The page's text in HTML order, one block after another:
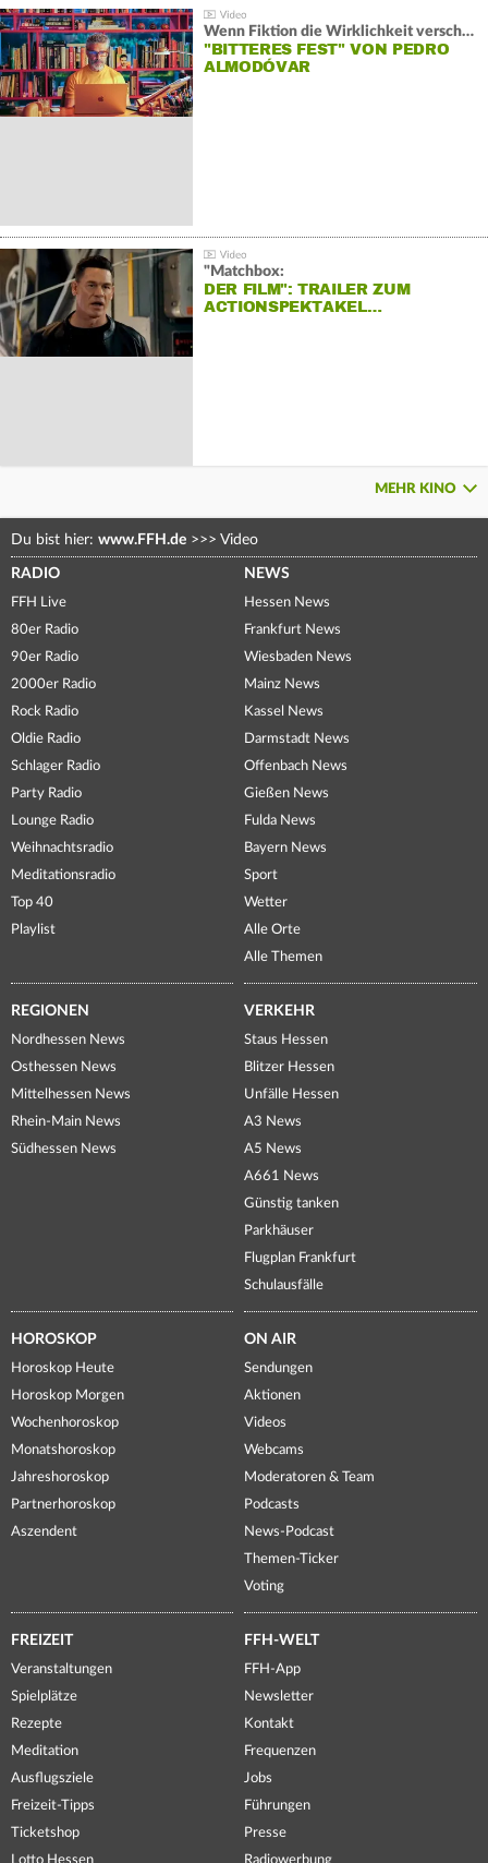
Wenn Fiktion die Wirklichkeit verschiebt:
"BITTERES FEST" VON PEDRO
ALMODÓVAR
"Matchbox:
DER FILM": TRAILER ZUM
ACTIONSPEKTAKEL…
MEHR KINO
Du bist hier: www.FFH.de >>> Video
RADIO
FFH Live
80er Radio
90er Radio
2000er Radio
Rock Radio
Oldie Radio
Schlager Radio
Party Radio
Lounge Radio
Weihnachtsradio
Meditationsradio
Top 40
Playlist
NEWS
Hessen News
Frankfurt News
Wiesbaden News
Mainz News
Kassel News
Darmstadt News
Offenbach News
Gießen News
Fulda News
Bayern News
Sport
Wetter
Alle Orte
Alle Themen
REGIONEN
Nordhessen News
Osthessen News
Mittelhessen News
Rhein-Main News
Südhessen News
VERKEHR
Staus Hessen
Blitzer Hessen
Unfälle Hessen
A3 News
A5 News
A661 News
Günstig tanken
Parkhäuser
Flugplan Frankfurt
Schulausfälle
HOROSKOP
Horoskop Heute
Horoskop Morgen
Wochenhoroskop
Monatshoroskop
Jahreshoroskop
Partnerhoroskop
Aszendent
ON AIR
Sendungen
Aktionen
Videos
Webcams
Moderatoren & Team
Podcasts
News-Podcast
Themen-Ticker
Voting
FREIZEIT
Veranstaltungen
Spielplätze
Rezepte
Meditation
Ausflugsziele
Freizeit-Tipps
Ticketshop
Lotto Hessen
FFH-WELT
FFH-App
Newsletter
Kontakt
Frequenzen
Jobs
Führungen
Presse
Radiowerbung